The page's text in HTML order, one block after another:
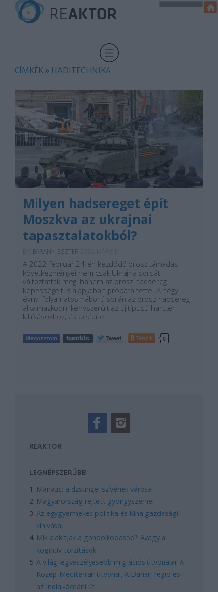
CÍMKÉK » HADITECHNIKA
Milyen hadsereget épít
Moszkva az ukrajnai
tapasztalatokból?
BARANYI ESZTER
A 2022 február 24-én kezdődő orosz támadás
következményei nem csak Ukrajna sorsát
változtatták meg, hanem az orosz hadsereg
képességeit is alapjaiban próbára tette. A négy
évnyi folyamatos háború során az orosz hadsereg
alkalmazkodni kényszerült az új típusú harctéri
kihívásokhoz, és beépíteni…
Tetszik 0
REAKTOR
LEGNÉPSZERŰBB
Manaus: a dzsungel szívének városa
Magyarország rejtett gyöngyszemei
Az egygyermekes politika és Kína gazdasági
kihívásai
Mik alakítják a gondolkodásod? Avagy a
kognitív torzítások
A világ legveszélyesebb migrációs útvonalai: A
Közép-Mediterrán útvonal, A Darién-régió és
az Indiai-óceáni út